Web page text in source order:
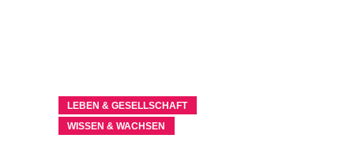
LEBEN & GESELLSCHAFT
WISSEN & WACHSEN